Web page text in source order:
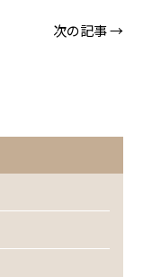
次の記事 →